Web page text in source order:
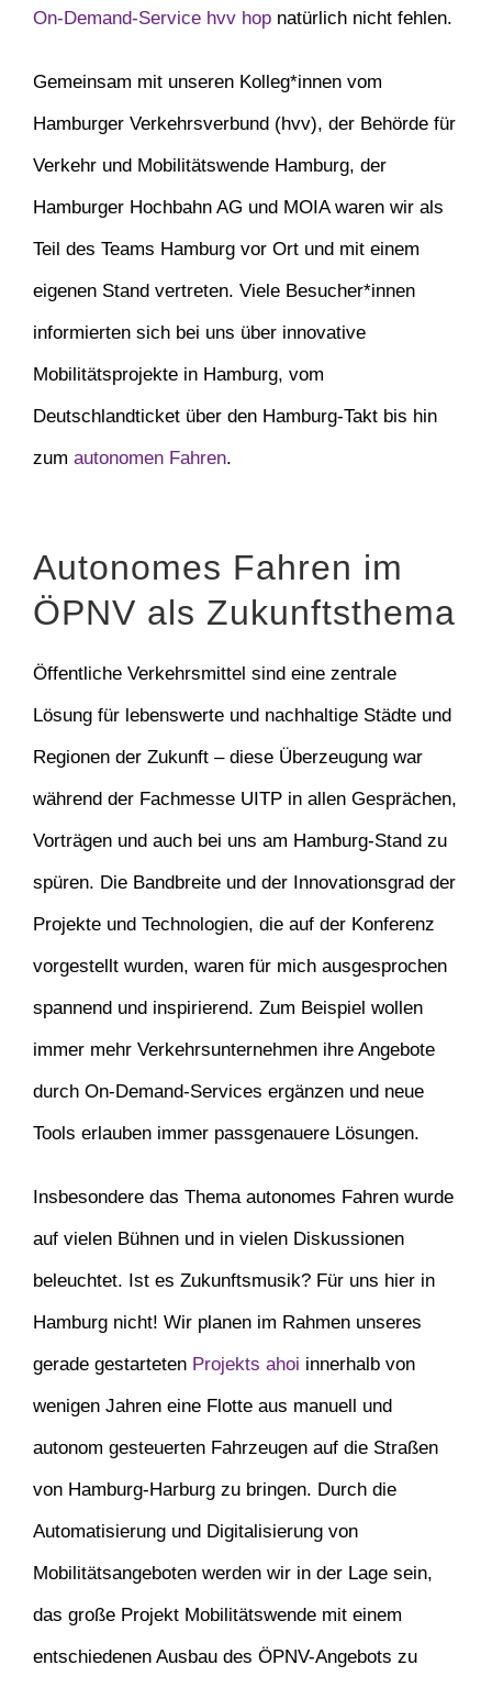
On-Demand-Service hvv hopnatürlich nicht fehlen.
Gemeinsam mit unseren Kolleg*innen vom
Hamburger Verkehrsverbund (hvv), der Behörde für
Verkehr und Mobilitätswende Hamburg, der
Hamburger Hochbahn AG und MOIA waren wir als
Teil des Teams Hamburg vor Ort und mit einem
eigenen Stand vertreten. Viele Besucher*innen
informierten sich bei uns über innovative
Mobilitätsprojekte in Hamburg, vom
Deutschlandticket über den Hamburg-Takt bis hin
zum autonomen Fahren.
Autonomes Fahren im
ÖPNV als Zukunftsthema
Öffentliche Verkehrsmittel sind eine zentrale
Lösung für lebenswerte und nachhaltige Städte und
Regionen der Zukunft – diese Überzeugung war
während der Fachmesse UITP in allen Gesprächen,
Vorträgen und auch bei uns am Hamburg-Stand zu
spüren. Die Bandbreite und der Innovationsgrad der
Projekte und Technologien, die auf der Konferenz
vorgestellt wurden, waren für mich ausgesprochen
spannend und inspirierend. Zum Beispiel wollen
immer mehr Verkehrsunternehmen ihre Angebote
durch On-Demand-Services ergänzen und neue
Tools erlauben immer passgenauere Lösungen.
Insbesondere das Thema autonomes Fahren wurde
auf vielen Bühnen und in vielen Diskussionen
beleuchtet. Ist es Zukunftsmusik? Für uns hier in
Hamburg nicht! Wir planen im Rahmen unseres
gerade gestarteten Projekts ahoi innerhalb von
wenigen Jahren eine Flotte aus manuell und
autonom gesteuerten Fahrzeugen auf die Straßen
von Hamburg-Harburg zu bringen. Durch die
Automatisierung und Digitalisierung von
Mobilitätsangeboten werden wir in der Lage sein,
das große Projekt Mobilitätswende mit einem
entschiedenen Ausbau des ÖPNV-Angebots zu